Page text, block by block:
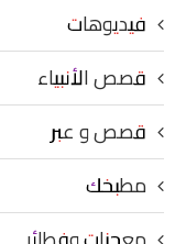
فيديوهات
قصص الأنبياء
قصص و عبر
مطبخك